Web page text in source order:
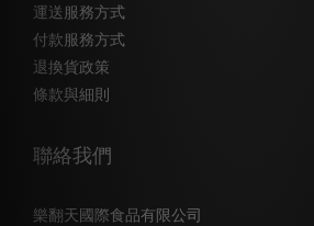
運送服務方式
付款服務方式
退換貨政策
條款與細則
聯絡我們
樂翻天國際食品有限公司